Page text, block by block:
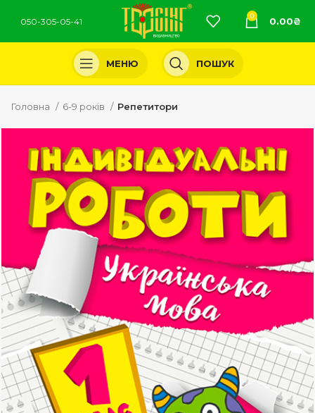
050-305-05-41
0 0.00₴
МЕНЮ ПОШУК
Головна 6-9 років Репетитори